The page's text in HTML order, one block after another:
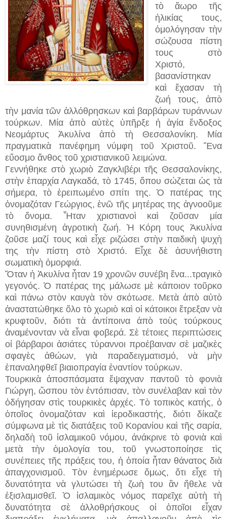
τὸ ἄωρο τῆς
ἡλικίας τους,
ὁμολόγησαν τὴν
σώζουσα πίστη
τους στὸ
Χριστό,
βασανίστηκαν
καὶ ἔχασαν τὴ
ζωή τους, ἀπὸ
τὴν μανία τῶν ἀλλόθρησκων καὶ βαρβάρων τυράννων
τούρκων. Μία ἀπὸ αὐτὲς ὑπῆρξε ἡ ἁγία ἔνδοξος
Νεομάρτυς Ἀκυλίνα ἀπὸ τὴ Θεσσαλονίκη. Μία
πραγματικὰ πανέφημη νύμφη τοῦ Χριστοῦ. Ἕνα
εὔοσμο ἄνθος τοῦ χριστιανικοῦ λειμώνα.
Γεννήθηκε στὸ χωριὸ Ζαγκλιβέρι τῆς Θεσσαλονίκης,
στὴν ἐπαρχία Λαγκαδά, τὸ 1745, ὅπου σώζεται ὡς τὰ
σήμερα, τὸ ἐρειπωμένο σπίτι της. Ὁ πατέρας της
ὀνομαζόταν Γεώργιος, ἐνῶ τῆς μητέρας της ἀγνοοῦμε
τὸ ὄνομα. Ἦταν χριστιανοὶ καὶ ζοῦσαν μία
συνηθισμένη ἀγροτικὴ ζωή. Ἡ Κόρη τους Ἀκυλίνα
ζοῦσε μαζί τους καὶ εἶχε ριζώσει στὴν παιδικὴ ψυχὴ
της τὴν πίστη στὸ Χριστό. Εἶχε δὲ ἀσυνήθιστη
σωματικὴ ὀμορφιά.
Ὅταν ἡ Ἀκυλίνα ἦταν 19 χρονῶν συνέβη ἕνα...τραγικὸ
γεγονός. Ὁ πατέρας της μάλωσε μὲ κάποιον τοῦρκο
καὶ πάνω στὸν καυγὰ τὸν σκότωσε. Μετὰ ἀπὸ αὐτὸ
ἀναστατώθηκε ὅλο τὸ χωριὸ καὶ οἱ κάτοικοι ἔτρεξαν νὰ
κρυφτοῦν, διότι τὰ ἀντίποινα ἀπὸ τοὺς τούρκους
ἀναμένονταν νὰ εἶναι φοβερά. Σὲ τέτοιες περιπτώσεις
οἱ βάρβαροι ἀσιάτες τύραννοι προέβαιναν σὲ μαζικὲς
σφαγὲς ἀθώων, γιὰ παραδειγματισμό, νὰ μὴν
ἐπαναληφθεῖ βιαιοπραγία ἐναντίον τούρκων.
Τουρκικὰ ἀποσπάσματα ἔψαχναν παντοῦ τὸ φονιὰ
Γιώργη, ὥσπου τὸν ἐντόπισαν, τὸνσυνέλαβαν καὶ τὸν
ὁδήγησαν στὶς τουρκικὲς ἀρχές. Τὸ τοπικὸς κατής, ὁ
ὁποῖος ὀνομαζόταν καὶ ἱεροδικαστής, διότι δίκαζε
σύμφωνα μὲ τὶς διατάξεις τοῦ Κορανίου καὶ τῆς σαρία,
δηλαδὴ τοῦ ἰσλαμικοῦ νόμου, ἀνάκρινε τὸ φονιὰ καὶ
μετὰ τὴν ὁμολογία του, τοῦ γνωστοποίησε τὶς
συνέπειες τῆς πράξεις του, ἡ ὁποία ἦταν θάνατος διὰ
ἀπαγχονισμοῦ. Τὸν ἐνημέρωσε ὅμως, ὅτι εἶχε τὴ
δυνατότητα νὰ γλυτώσει τὴ ζωὴ του ἂν ἤθελε νὰ
ἐξισλαμισθεῖ. Ὁ ἰσλαμικὸς νόμος παρεῖχε αὐτὴ τὴ
δυνατότητα σὲ ἀλλοθρήσκους οἱ ὁποῖοι εἶχαν